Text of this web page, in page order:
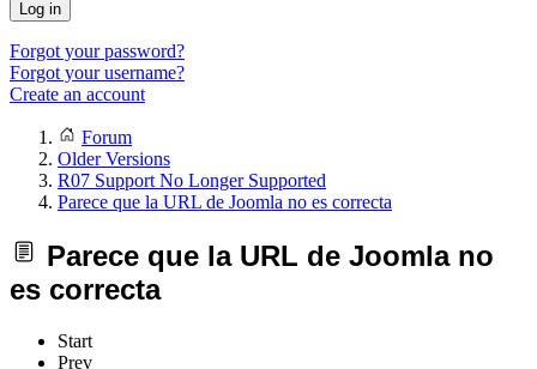
Log in
Forgot your password?
Forgot your username?
Create an account
Forum
Older Versions
R07 Support No Longer Supported
Parece que la URL de Joomla no es correcta
Parece que la URL de Joomla no
es correcta
Start
Prev